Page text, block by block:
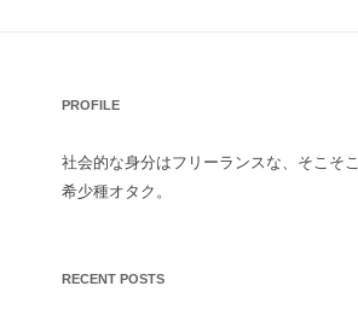
PROFILE
社会的な身分はフリーランスな、そこそこ
希少種オタク。
RECENT POSTS